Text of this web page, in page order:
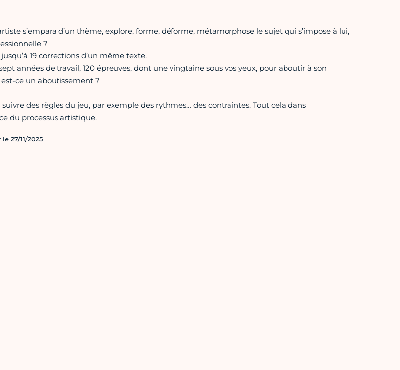
s’empara d’un thème, explore, forme, déforme, métamorphose le sujet qui s’impose à lui,
?
19 corrections d’un même texte.
années de travail, 120 épreuves, dont une vingtaine sous vos yeux, pour aboutir à son
est-ce un aboutissement ?
suivre des règles du jeu, par exemple des rythmes… des contraintes. Tout cela dans
du processus artistique.
27/11/2025